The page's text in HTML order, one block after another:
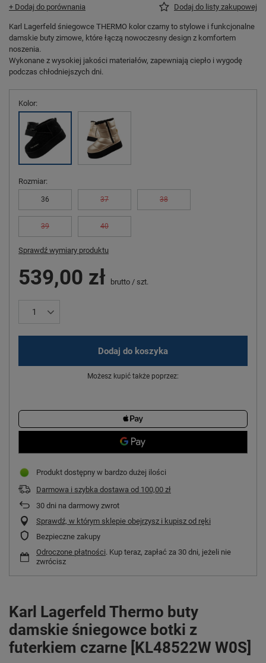
+ Dodaj do porównania Dodaj do listy zakupowej
Karl Lagerfeld śniegowce THERMO kolor czarny to stylowe i funkcjonalne
damskie buty zimowe, które łączą nowoczesny design z komfortem
noszenia.
Wykonane z wysokiej jakości materiałów, zapewniają ciepło i wygodę
podczas chłodniejszych dni.
Kolor
Rozmiar
36 37 38
39 40
Sprawdź wymiary produktu
539,00 zł brutto / szt.
Dodaj do koszyka
Możesz kupić także poprzez:
Produkt dostępny w bardzo dużej ilości
Darmowa i szybka dostawa od 100,00 zł
30 dni na darmowy zwrot
Sprawdź, w którym sklepie obejrzysz i kupisz od ręki
Bezpieczne zakupy
Odroczone płatności. Kup teraz, zapłać za 30 dni, jeżeli nie
zwrócisz
Karl Lagerfeld Thermo buty
damskie śniegowce botki z
futerkiem czarne [KL48522W W0S]